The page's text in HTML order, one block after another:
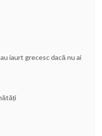
iaurt grecesc dacă nu ai